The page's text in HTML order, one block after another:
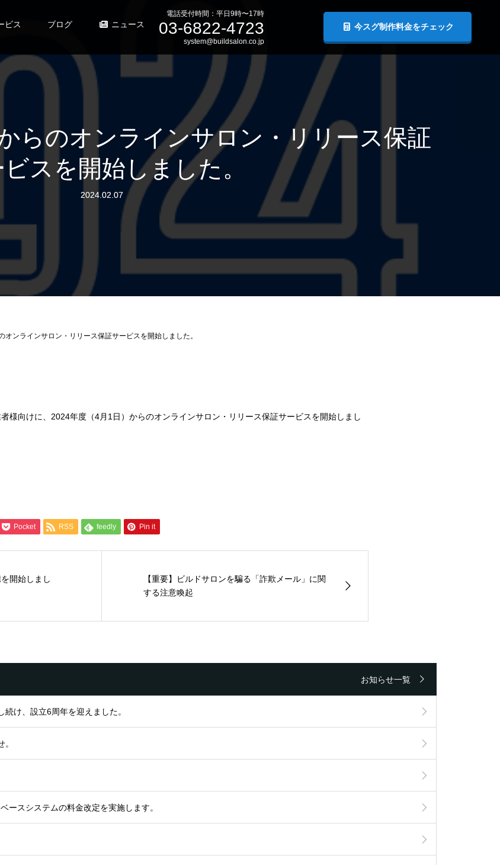
ビス ブログ ニュース 今スグ制作料金をチェック
電話受付時間：平日9時〜17時
03-6822-4723
system@buildsalon.co.jp
らのオンラインサロン・リリース保証
スを開始しました。
2024.02.07
ンラインサロン・リリース保証サービスを開始しました。
様向けに、2024年度（4月1日）からのオンラインサロン・リリース保証サービスを開始しまし
Pocket RSS feedly Pin it
開始しまし
【重要】ビルドサロンを騙る「詐欺メール」に関
する注意喚起
お知らせ一覧
け、設立6周年を迎えました。
ースシステムの料金改定を実施します。